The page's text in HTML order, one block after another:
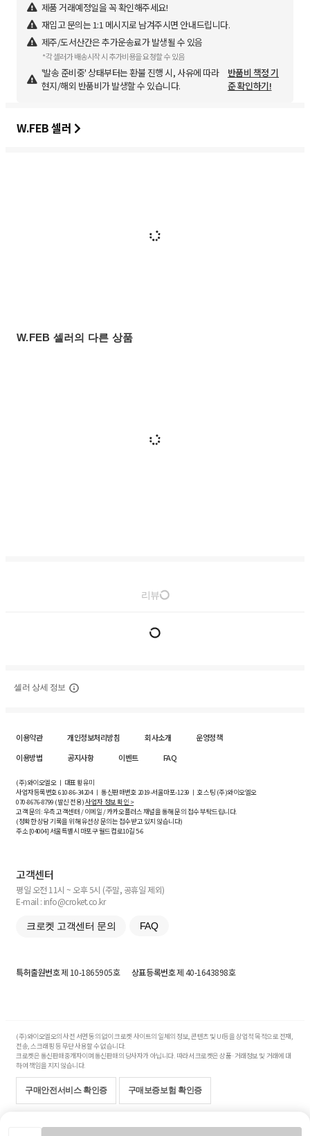
제품 거래예정일을 꼭 확인해주세요!
재입고 문의는 1:1 메시지로 남겨주시면 안내드립니다.
제주/도서산간은 추가운송료가 발생될 수 있음
*각 셀러가 배송시작 시 추가비용을 요청할 수 있음
'발송 준비중' 상태부터는 환불 진행 시, 사유에 따라
현지/해외 반품비가 발생할 수 있습니다.
반품비 책정 기
준 확인하기!
W.FEB 셀러
W.FEB 셀러의 다른 상품
리뷰
셀러 상세 정보
이용약관 개인정보처리방침 회사소개
운영정책
이용방법
공지사항 이벤트 FAQ
(주)와이오엘오 ㅣ 대표 황유미
사업자등록번호610-86-34204ㅣ 통신판매번호 2019-서울마포-1239 ㅣ 호스팅 (주)와이오엘오
070-8676-8799 (발신 전용)사업자 정보 확인 >
고객 문의: 우측 고객센터 / 이메일 / 카카오플러스 채널을 통해 문의 접수 부탁드립니다.
(정확한 상담 기록을 위해 유선상 문의는 접수받고 있지 않습니다)
주소 [04004] 서울특별시 마포구 월드컵로10길5-6
고객센터
평일 오전 11시 ~ 오후 5시 (주말, 공휴일 제외)
E-mail : info@croket.co.kr
크로켓 고객센터 문의 FAQ
특허출원번호제 10-1865905호 상표등록번호제 40-1643898호
(주)와이오엘오의 사전 서면 동의 없이 크로켓 사이트의 일체의 정보, 콘텐츠 및 UI등을 상업적 목적으로 전재,
전송, 스크래핑 등 무단 사용할 수 없습니다.
크로켓은 통신판매중개자이며 통신판매의 당사자가 아닙니다. 따라서 크로켓은 상품·거래정보 및 거래에 대
하여 책임을 지지 않습니다.
구매안전서비스 확인증 구매보증보험 확인증